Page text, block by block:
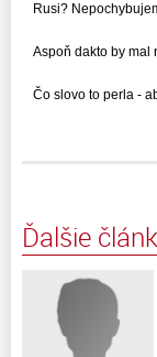
Rusi?
Aspoň dakto by mal
Čo slovo to perla -
Ďalšie